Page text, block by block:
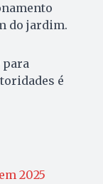
do jardim.
para
é
2025